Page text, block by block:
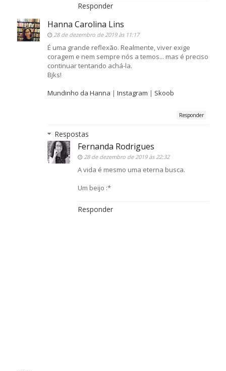
Responder
Hanna Carolina Lins
28 de dezembro de 2019 às 11:17
É uma grande reflexão. Realmente, viver exige
coragem e nem sempre nós a temos... mas é preciso
continuar tentando achá-la.
Bjks!
Mundinho da Hanna | Instagram | Skoob
Responder
Respostas
Fernanda Rodrigues
28 de dezembro de 2019 às 22:32
A vida é mesmo uma eterna busca.
Um beijo :*
Responder